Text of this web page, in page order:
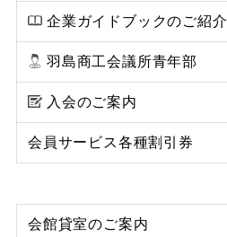
企業ガイドブックのご紹介
羽島商工会議所青年部
入会のご案内
会員サービス各種割引券
会館貸室のご案内